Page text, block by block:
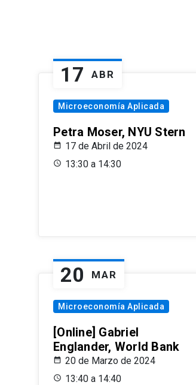
17 ABR
Microeconomía Aplicada
Petra Moser, NYU Stern
17 de Abril de 2024
13:30 a 14:30
20 MAR
Microeconomía Aplicada
[Online] Gabriel
Englander, World Bank
20 de Marzo de 2024
13:40 a 14:40